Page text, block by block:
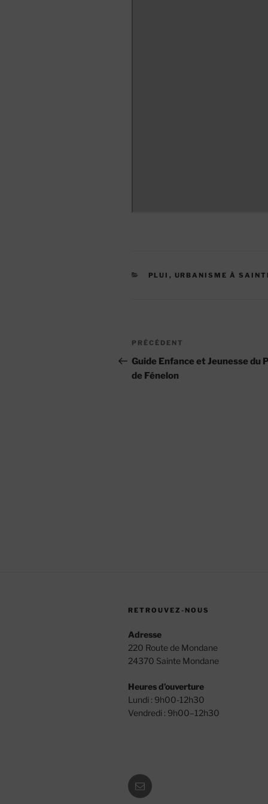
CATÉGORIES
PLUI , URBANISME À
Navigation
de
l’article
Article
précédent
PRÉCÉDENT
Guide Enfance et Jeunesse du
de Fénelon
RETROUVEZ-NOUS
Adresse
220 Route de Mondane
24370 Sainte Mondane
Heures d’ouverture
Lundi : 9h00-12h30
Vendredi : 9h00–12h30
E-
mail